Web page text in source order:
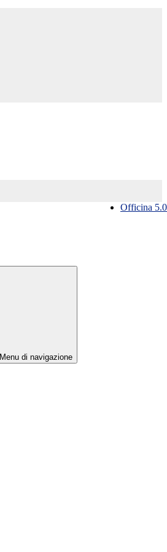
Officina 5.0
Menu di navigazione